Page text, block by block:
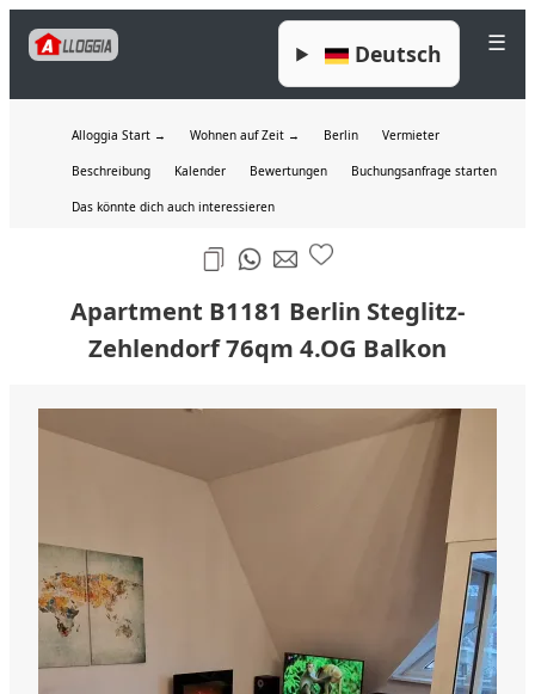
☰
Deutsch
Alloggia Start → Wohnen auf Zeit → Berlin Vermieter
Beschreibung Kalender Bewertungen Buchungsanfrage starten
Das könnte dich auch interessieren
Apartment B1181 Berlin Steglitz-
Zehlendorf 76qm 4.OG Balkon